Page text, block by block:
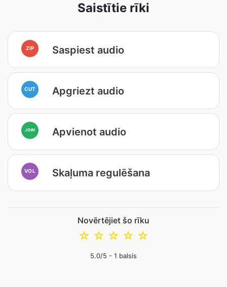
Saistītie rīki
ZIP Saspiest audio
CUT Apgriezt audio
JOIN Apvienot audio
VOL Skaļuma regulēšana
Novērtējiet šo rīku
☆
☆
☆
☆
☆
5.0/5 - 1 balsis